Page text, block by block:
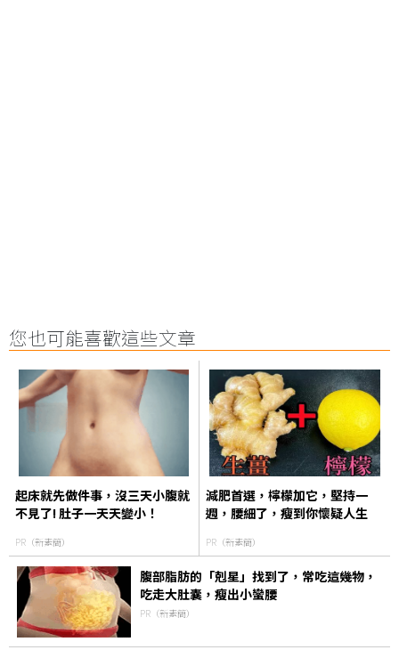
您也可能喜歡這些文章
起床就先做件事，沒三天小腹就
不見了! 肚子一天天變小！
PR（新素簡）
減肥首選，檸檬加它，堅持一
週，腰細了，瘦到你懷疑人生
PR（新素簡）
腹部脂肪的「剋星」找到了，常吃這幾物，
吃走大肚囊，瘦出小蠻腰
PR（新素簡）